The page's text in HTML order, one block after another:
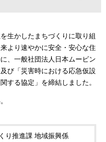
生かしたまちづくりに取り組
より速やかに安全・安心な住
、一般社団法人日本ムービン
び「災害時における応急仮設
する協定」を締結しました。
り推進課 地域振興係